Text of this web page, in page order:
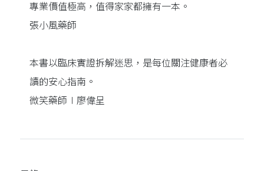
專業價值極高，值得家家都擁有一本。
張小風藥師
本書以臨床實證拆解迷思，是每位關注健康者必
讀的安心指南。
微笑藥師∣廖偉呈